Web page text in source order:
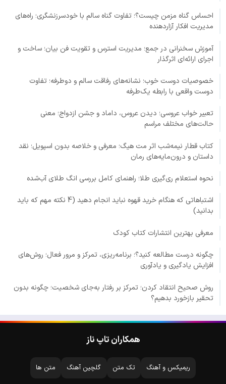
احساس گناه مزمن چیست؟؛ تفاوت گناه سالم با خودسرزنشگری؛ راه‌های
مدیریت افکار آزاردهنده
آموزش سخنرانی در جمع؛ مدیریت استرس و تقویت فن بیان؛ ساخت و
اجرای ارائه‌ای اثرگذار
خصوصیات دوست خوب؛ نشانه‌های رفاقت سالم و دوطرفه؛ تفاوت
دوست واقعی با رابطه یک‌طرفه
تعبیر خواب عروسی؛ دیدن عروس، داماد و جشن ازدواج؛ معنی
حالت‌های مختلف مراسم
کتاب قطار نیمه‌شب اثر مت هیگ؛ معرفی و خلاصه بدون اسپویل؛ نقد
داستان و درون‌مایه‌های رمان
نحوه استعلام ری‌گیری طلا؛ راهنمای کامل بررسی انگ طلای آب‌شده
اشتباهاتی که هنگام خرید قهوه نباید انجام دهید (4 نکته مهم که باید
بدانید)
معرفی بهترین انتشارات کتاب کودک
چگونه درست مطالعه کنید؟؛ برنامه‌ریزی، تمرکز و مرور فعال؛ روش‌های
افزایش یادگیری و یادآوری
روش صحیح انتقاد کردن؛ تمرکز بر رفتار به‌جای شخصیت؛ چگونه بدون
تحقیر بازخورد بدهیم؟
همکاران تاپ ناز
ریمیکس و آهنگ تک متن گلچین آهنگ متن ها